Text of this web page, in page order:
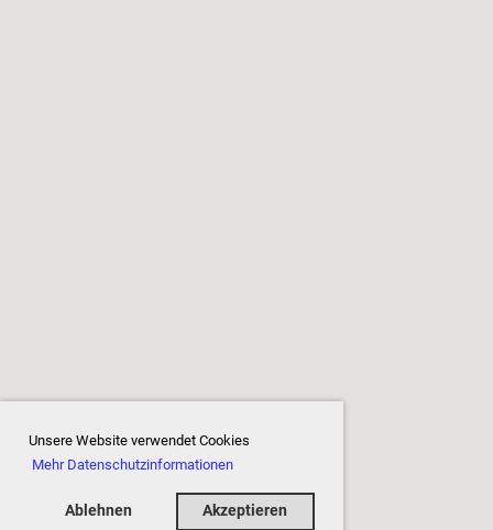
Unsere Website verwendet Cookies
Mehr Datenschutzinformationen
Ablehnen Akzeptieren